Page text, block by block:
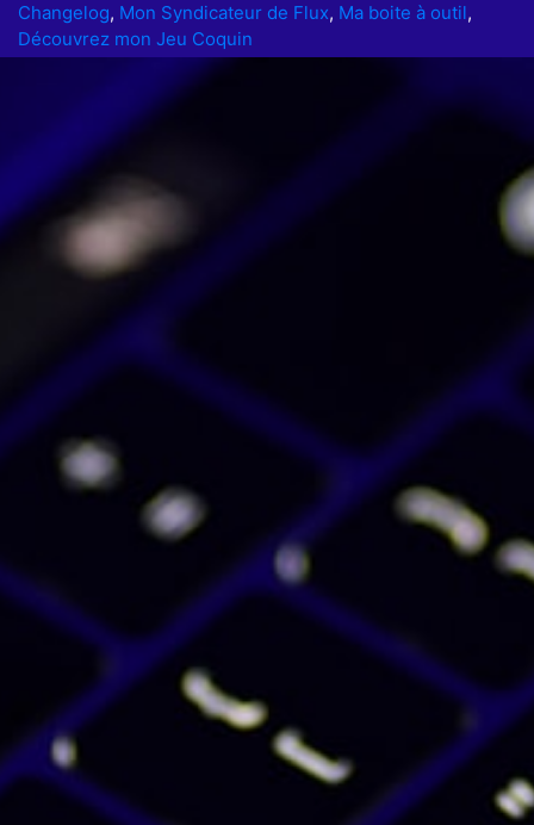
Changelog, Mon Syndicateur de Flux, Ma boite à outil,
Découvrez mon Jeu Coquin